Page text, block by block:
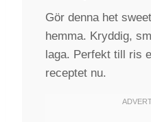
Gör denna het
hemma. Kryddig,
laga. Perfekt till ris
receptet nu.